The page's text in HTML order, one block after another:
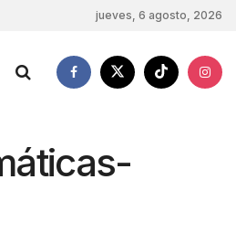
jueves, 6 agosto, 2026